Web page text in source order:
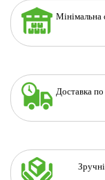
Доставка по
Зручні